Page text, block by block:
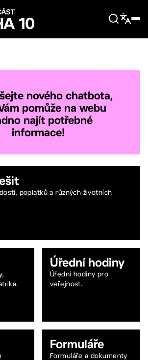
nového chatbota,
pomůže na webu
najít potřebné
informace!
poplatků a různých životních
Úřední hodiny
Úřední hodiny pro
veřejnost.
Formuláře
Formuláře a dokumenty